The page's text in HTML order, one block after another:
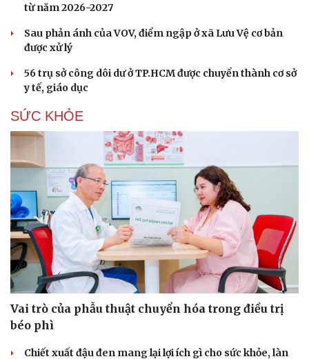
từ năm 2026-2027
Sau phản ánh của VOV, điểm ngập ở xã Lưu Vệ cơ bản
được xử lý
56 trụ sở công dôi dư ở TP.HCM được chuyển thành cơ sở
y tế, giáo dục
SỨC KHỎE
Vai trò của phẫu thuật chuyển hóa trong điều trị
béo phì
Chiết xuất đậu đen mang lại lợi ích gì cho sức khỏe, làn